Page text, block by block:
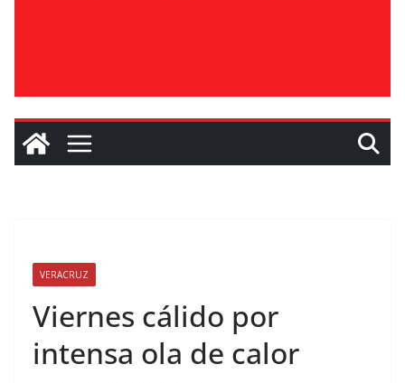
VERACRUZ
Viernes cálido por
intensa ola de calor